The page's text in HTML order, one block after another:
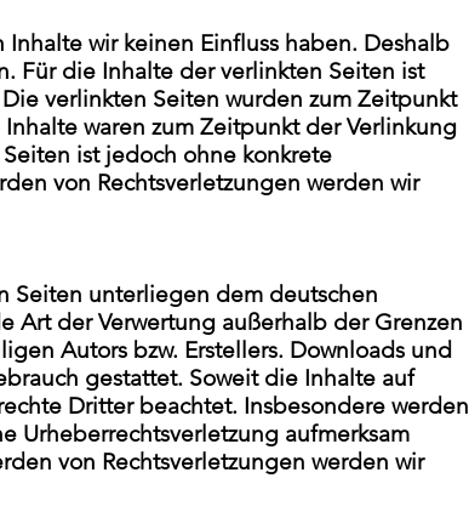
wir keinen Einfluss haben. Deshalb
Für die Inhalte der verlinkten Seiten ist
verlinkten Seiten wurden zum Zeitpunkt
waren zum Zeitpunkt der Verlinkung
ist jedoch ohne konkrete
von Rechtsverletzungen werden wir
Seiten unterliegen dem deutschen
der Verwertung außerhalb der Grenzen
Autors bzw. Erstellers. Downloads und
gestattet. Soweit die Inhalte auf
Dritter beachtet. Insbesondere werden
Urheberrechtsverletzung aufmerksam
von Rechtsverletzungen werden wir